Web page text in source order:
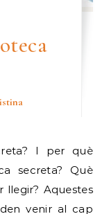
secreta? Què
llegir? Aquestes
venir al cap